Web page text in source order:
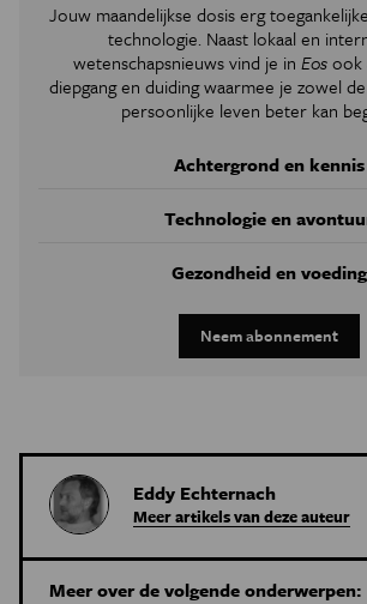
Jouw maandelijkse dosis erg
technologie. Naast lokaal en
wetenschapsnieuws vind je in Eosook
diepgang en duiding waarmee je zowel
persoonlijke leven beter kan
Achtergrond en kennis
Technologie en
Gezondheid en voeding
Neem abonnement
Eddy Echternach
Meer artikels van deze auteur
Meer over de volgende onderwerpen: